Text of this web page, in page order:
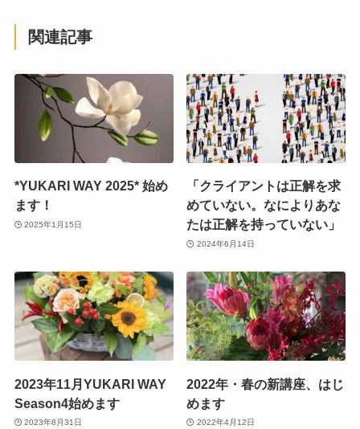
関連記事
*YUKARI WAY 2025* 始め
ます！
2025年1月15日
「クライアントは正解を求
めていない。なによりあな
たは正解を持っていない」
2024年6月14日
2023年11月YUKARI WAY
Season4始めます
2023年8月31日
2022年・春の新講座、はじ
めます
2022年4月12日